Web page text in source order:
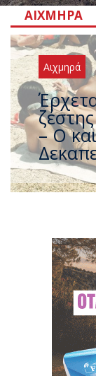
ΑΙΧΜΗΡΆ
Αιχμηρά
που η